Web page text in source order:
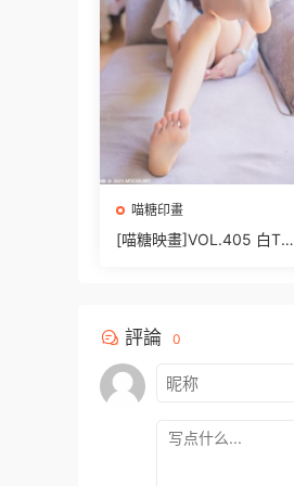
喵糖印畫
[喵糖映畫]VOL.405 白T少
評論 0